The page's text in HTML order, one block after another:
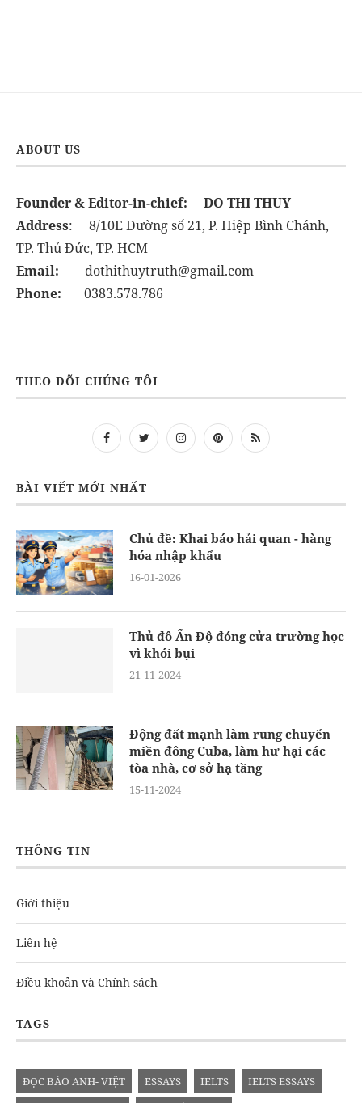
ABOUT US
Founder & Editor-in-chief:
DO THI THUY
Address: 8/10E Đường số 21, P. Hiệp Bình Chánh,
TP. Thủ Đức, TP. HCM
Email: dothithuytruth@gmail.com
Phone: 0383.578.786
THEO DÕI CHÚNG TÔI
BÀI VIẾT MỚI NHẤT
Chủ đề: Khai báo hải quan - hàng
hóa nhập khẩu
16-01-2026
Thủ đô Ấn Độ đóng cửa trường học
vì khói bụi
21-11-2024
Động đất mạnh làm rung chuyển
miền đông Cuba, làm hư hại các
tòa nhà, cơ sở hạ tầng
15-11-2024
THÔNG TIN
Giới thiệu
Liên hệ
Điều khoản và Chính sách
TAGS
ĐỌC BÁO ANH- VIỆT ESSAYS IELTS
IELTS ESSAYS